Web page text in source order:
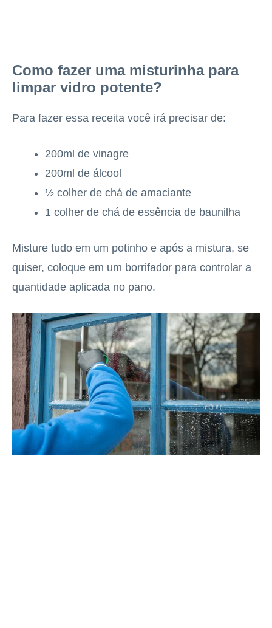
Como fazer uma misturinha para
limpar vidro potente?
Para fazer essa receita você irá precisar de:
200ml de vinagre
200ml de álcool
½ colher de chá de amaciante
1 colher de chá de essência de baunilha
Misture tudo em um potinho e após a mistura, se
quiser, coloque em um borrifador para controlar a
quantidade aplicada no pano.